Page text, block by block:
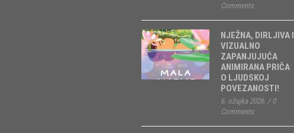
Comments
NJEŽNA, DIRLJIVA I
VIZUALNO
ZAPANJUJUĆA
ANIMIRANA PRIČA
O LJUDSKOJ
POVEZANOSTI!
6. ožujka 2026. / 0
Comments